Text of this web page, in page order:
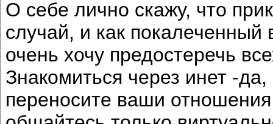
О себе лично скажу, что
случай, и как
очень хочу предостеречь
Знакомиться через инет -
переносите ваши